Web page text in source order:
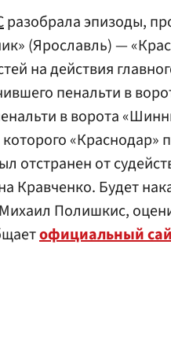
разобрала эпизоды,
(Ярославль) —
на действия
пенальти в
в ворота
которого «Краснодар»
отстранен от
Кравченко. Будет
Полишкис,
официальный